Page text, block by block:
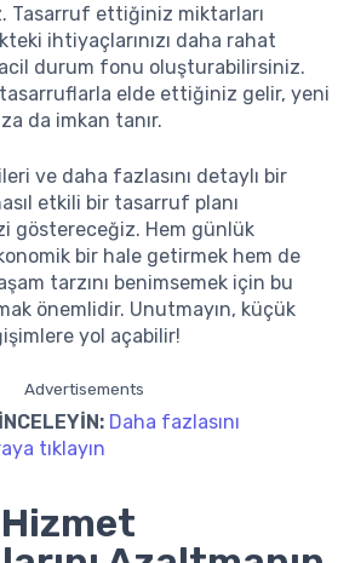
Tasarruf ettiğiniz miktarları
ihtiyaçlarınızı daha rahat
durum fonu oluşturabilirsiniz.
tasarruflarla elde ettiğiniz gelir, yeni
da imkan tanır.
ve daha fazlasını detaylı bir
etkili bir tasarruf planı
göstereceğiz. Hem günlük
bir hale getirmek hem de
tarzını benimsemek için bu
önemlidir. Unutmayın, küçük
yol açabilir!
Advertisements
Daha fazlasını
tıklayın